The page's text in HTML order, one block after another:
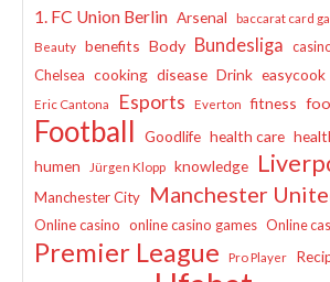
1. FC Union Berlin Arsenal baccarat card
Beauty
benefits Body Bundesliga
Chelsea cooking disease Drink easycook
Eric Cantona Esports Everton fitness
Football Goodlife health care
humen
Jürgen Klopp knowledge
Manchester City Manchester
Online casino online casino games Online
Premier League Pro Player